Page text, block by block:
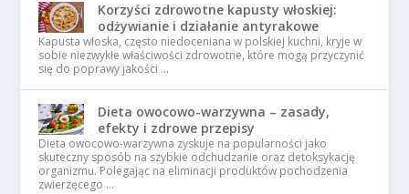
Korzyści zdrowotne kapusty włoskiej:
odżywianie i działanie antyrakowe
Kapusta włoska, często niedoceniana w polskiej kuchni, kryje w
sobie niezwykłe właściwości zdrowotne, które mogą przyczynić
się do poprawy jakości …
Dieta owocowo-warzywna – zasady,
efekty i zdrowe przepisy
Dieta owocowo-warzywna zyskuje na popularności jako
skuteczny sposób na szybkie odchudzanie oraz detoksykację
organizmu. Polegając na eliminacji produktów pochodzenia
zwierzęcego …